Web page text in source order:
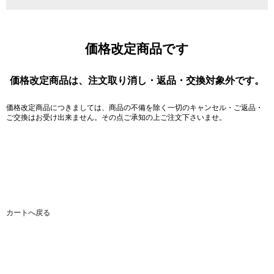
価格改定商品です
価格改定商品は、注文取り消し・返品・交換対象外です。
価格改定商品につきましては、商品の不備を除く一切のキャンセル・ご返品・
ご交換はお受け出来ません。その点ご承知の上ご注文下さいませ。
カートへ戻る